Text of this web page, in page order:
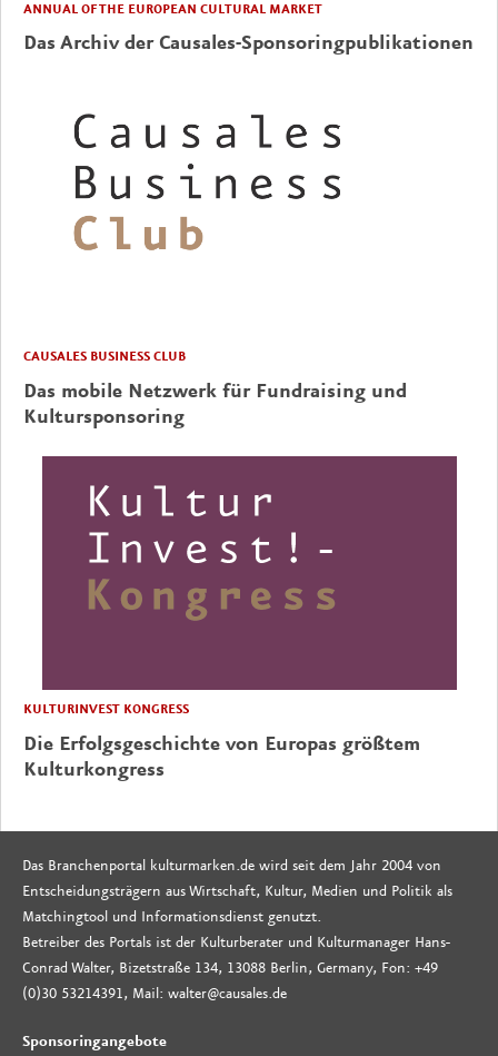
ANNUAL OF THE EUROPEAN CULTURAL MARKET
Das Archiv der Causales-Sponsoringpublikationen
CAUSALES BUSINESS CLUB
Das mobile Netzwerk für Fundraising und
Kultursponsoring
KULTURINVEST KONGRESS
Die Erfolgsgeschichte von Europas größtem
Kulturkongress
Das Branchenportal kulturmarken.de wird seit dem Jahr 2004 von
Entscheidungsträgern aus Wirtschaft, Kultur, Medien und Politik als
Matchingtool und Informationsdienst genutzt.
Betreiber des Portals ist der Kulturberater und Kulturmanager Hans-
Conrad Walter, Bizetstraße 134, 13088 Berlin, Germany, Fon: +49
(0)30 53214391, Mail: walter@causales.de
Sponsoringangebote